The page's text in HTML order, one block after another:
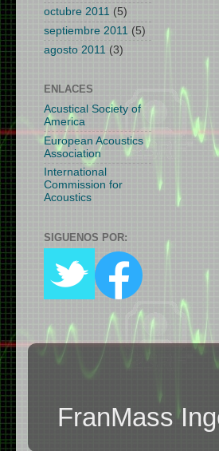
octubre 2011 (5)
septiembre 2011 (5)
agosto 2011 (3)
ENLACES
Acustical Society of
America
European Acoustics
Association
International
Commission for
Acoustics
SIGUENOS POR:
FranMass